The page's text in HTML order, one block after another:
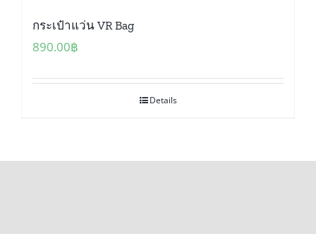
กระเป๋าแว่น VR Bag
890.00฿
Details